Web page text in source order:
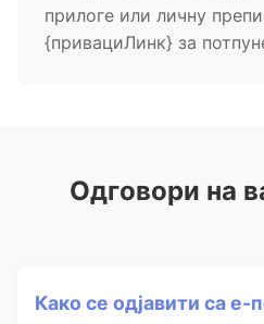
прилоге или личну
{привациЛинк} за
Одговори на
Како се одјавити са е-